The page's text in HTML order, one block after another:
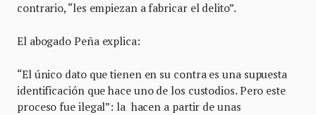
contrario, “les empiezan a fabricar el delito”.
El abogado Peña explica:
“El único dato que tienen en su contra es una supuesta
identificación que hace uno de los custodios. Pero este
proceso fue ilegal”: la hacen a partir de unas